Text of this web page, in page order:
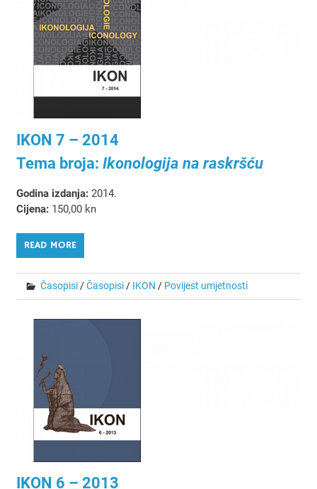
IKON 7 – 2014
Tema broja: Ikonologija na raskršću
Godina izdanja:2014.
Cijena:150,00 kn
READ MORE
Časopisi/Časopisi/ IKON / Povijest umjetnosti
IKON 6 – 2013